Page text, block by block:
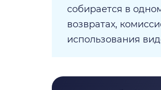
собирается в
возвратах,
использования